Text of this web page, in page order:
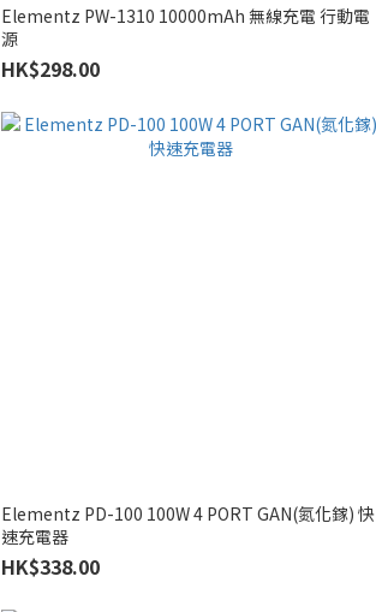
Elementz PW-1310 10000mAh 無線充電 行動電
源
HK$298.00
Elementz PD-100 100W 4 PORT GAN(氮化鎵) 快
速充電器
HK$338.00